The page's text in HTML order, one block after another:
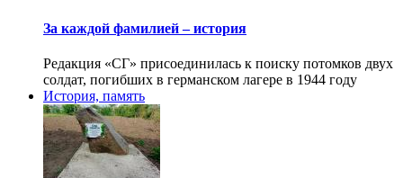
За каждой фамилией – история
Редакция «СГ» присоединилась к поиску потомков двух
солдат, погибших в германском лагере в 1944 году
История, память